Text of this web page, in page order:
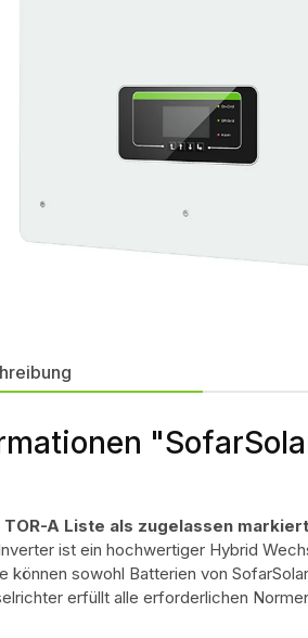
A Liste als zugelassen
ist ein hochwertiger Hybrid
können sowohl Batterien von
erfüllt alle erforderlichen